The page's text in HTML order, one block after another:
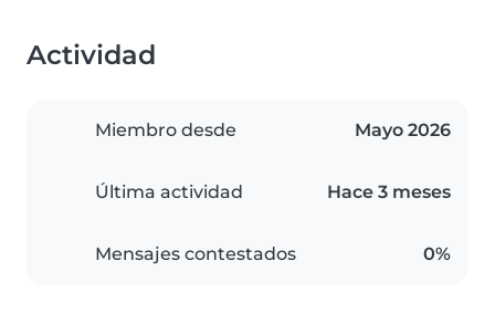
Actividad
Miembro desde Mayo 2026
Última actividad Hace 3 meses
Mensajes contestados 0%